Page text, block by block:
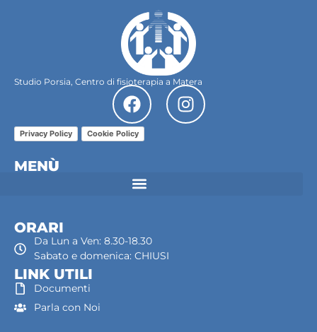
Studio Porsia, Centro di fisioterapia a Matera
Privacy Policy Cookie Policy
MENÙ
ORARI
Da Lun a Ven: 8.30-18.30
Sabato e domenica: CHIUSI
LINK UTILI
Documenti
Parla con Noi